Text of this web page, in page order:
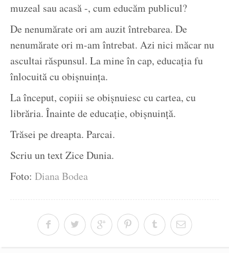
muzeal sau acasă -, cum educăm publicul?
De nenumărate ori am auzit întrebarea. De
nenumărate ori m-am întrebat. Azi nici măcar nu
ascultai răspunsul. La mine în cap, educația fu
înlocuită cu obișnuința.
La început, copiii se obișnuiesc cu cartea, cu
librăria. Înainte de educație, obișnuință.
Trăsei pe dreapta. Parcai.
Scriu un text Zice Dunia.
Foto: Diana Bodea